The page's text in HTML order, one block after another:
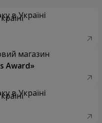
в Україні
магазин
Award»
в Україні